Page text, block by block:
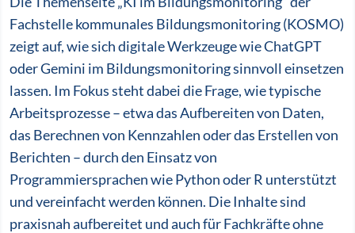
Fachstelle kommunales Bildungsmonitoring (KOSMO)
zeigt auf, wie sich digitale Werkzeuge wie ChatGPT
oder Gemini im Bildungsmonitoring sinnvoll einsetzen
lassen. Im Fokus steht dabei die Frage, wie typische
Arbeitsprozesse – etwa das Aufbereiten von Daten,
das Berechnen von Kennzahlen oder das Erstellen von
Berichten – durch den Einsatz von
Programmiersprachen wie Python oder R unterstützt
und vereinfacht werden können. Die Inhalte sind
praxisnah aufbereitet und auch für Fachkräfte ohne